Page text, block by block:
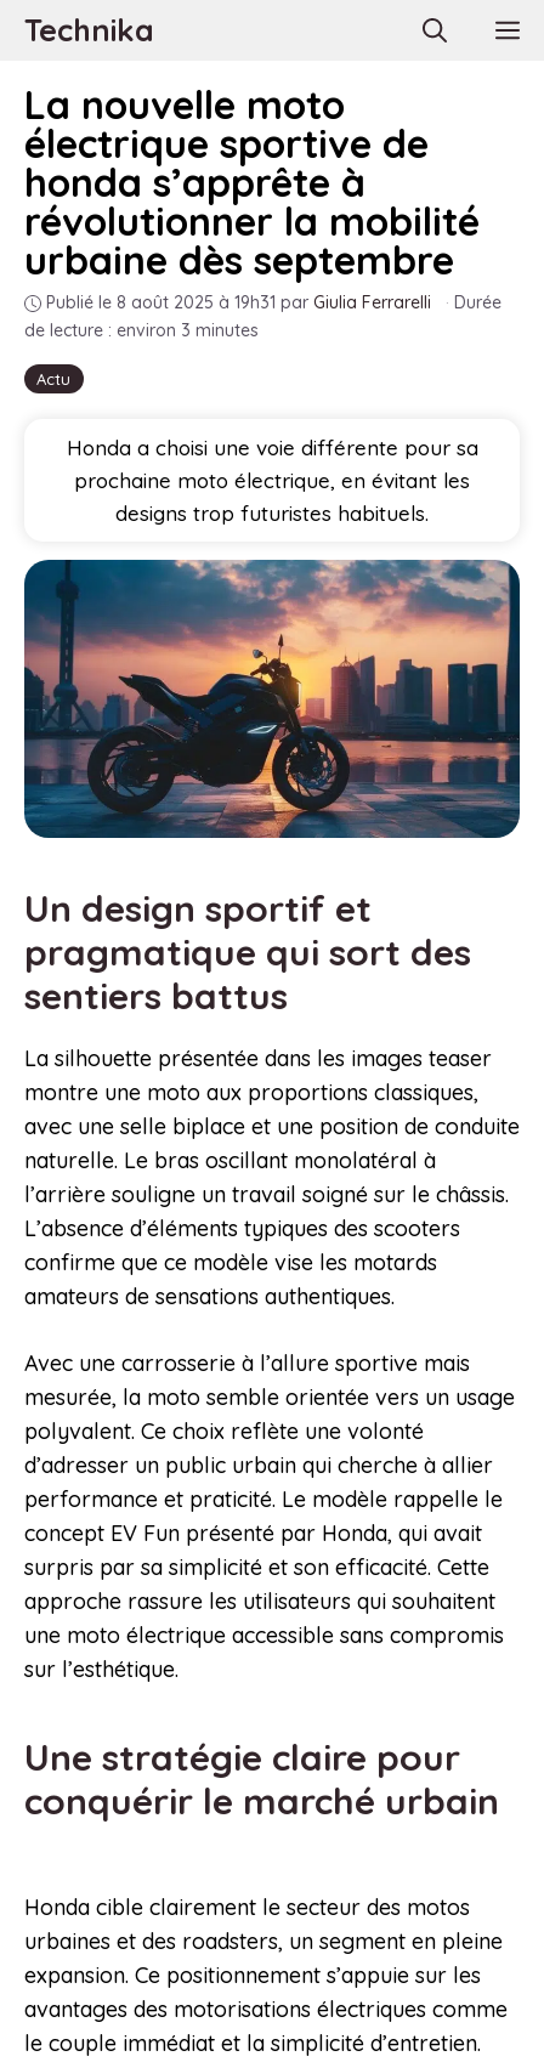
AllerTechnika
Actu
La nouvelle moto
électrique sportive de
honda s’apprête à
révolutionner la mobilité
urbaine dès septembre
Publié le 8 août 2025 à 19h31 par Giulia Ferrarelli · Durée
de lecture : environ 3 minutes
Honda a choisi une voie différente pour sa
prochaine moto électrique, en évitant les
designs trop futuristes habituels.
Un design sportif et
pragmatique qui sort des
sentiers battus
La silhouette présentée dans les images teaser
montre une moto aux proportions classiques,
avec une selle biplace et une position de conduite
naturelle. Le bras oscillant monolatéral à
l’arrière souligne un travail soigné sur le châssis.
L’absence d’éléments typiques des scooters
confirme que ce modèle vise les motards
amateurs de sensations authentiques.
Avec une carrosserie à l’allure sportive mais
mesurée, la moto semble orientée vers un usage
polyvalent. Ce choix reflète une volonté
d’adresser un public urbain qui cherche à allier
performance et praticité. Le modèle rappelle le
concept EV Fun présenté par Honda, qui avait
surpris par sa simplicité et son efficacité. Cette
approche rassure les utilisateurs qui souhaitent
une moto électrique accessible sans compromis
sur l’esthétique.
Une stratégie claire pour
conquérir le marché urbain
Honda cible clairement le secteur des motos
urbaines et des roadsters, un segment en pleine
expansion. Ce positionnement s’appuie sur les
avantages des motorisations électriques comme
le couple immédiat et la simplicité d’entretien.